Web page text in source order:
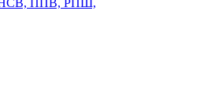
ППВ, РПШ,